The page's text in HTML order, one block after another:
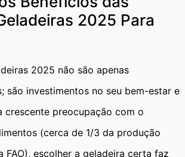
2025 Para
2025 não são apenas
são investimentos no seu bem-estar e
crescente preocupação com o
(cerca de 1/3 da produção
FAO), escolher a geladeira certa faz